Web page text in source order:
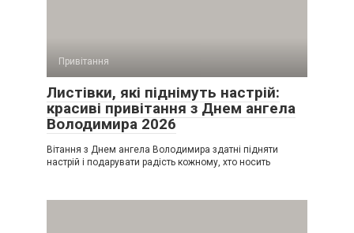
Привітання
Листівки, які піднімуть настрій:
красиві привітання з Днем ангела
Володимира 2026
Вітання з Днем ангела Володимира здатні підняти
настрій і подарувати радість кожному, хто носить